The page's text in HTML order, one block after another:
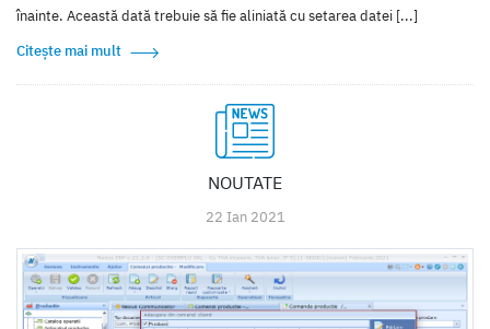
înainte. Această dată trebuie să fie aliniată cu setarea datei [...]
Citește mai mult
NOUTATE
22 Ian 2021